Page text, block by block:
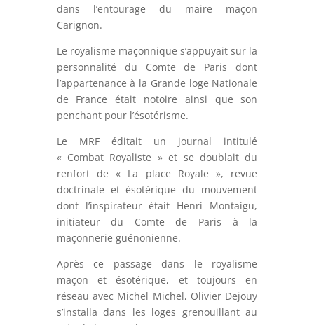
dans l’entourage du maire maçon
Carignon.
Le royalisme maçonnique s’appuyait sur la
personnalité du Comte de Paris dont
l’appartenance à la Grande loge Nationale
de France était notoire ainsi que son
penchant pour l’ésotérisme.
Le MRF éditait un journal intitulé
« Combat Royaliste » et se doublait du
renfort de « La place Royale », revue
doctrinale et ésotérique du mouvement
dont l’inspirateur était Henri Montaigu,
initiateur du Comte de Paris à la
maçonnerie guénonienne.
Après ce passage dans le royalisme
maçon et ésotérique, et toujours en
réseau avec Michel Michel, Olivier Dejouy
s’installa dans les loges grenouillant au